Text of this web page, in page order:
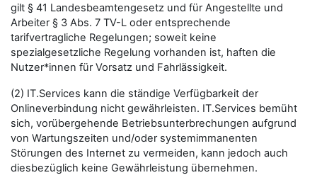
gilt § 41 Landesbeamtengesetz und für Angestellte und
Arbeiter § 3 Abs. 7 TV-L oder entsprechende
tarifvertragliche Regelungen; soweit keine
spezialgesetzliche Regelung vorhanden ist, haften die
Nutzer*innen für Vorsatz und Fahrlässigkeit.
(2) IT.Services kann die ständige Verfügbarkeit der
Onlineverbindung nicht gewährleisten. IT.Services bemüht
sich, vorübergehende Betriebsunterbrechungen aufgrund
von Wartungszeiten und/oder systemimmanenten
Störungen des Internet zu vermeiden, kann jedoch auch
diesbezüglich keine Gewährleistung übernehmen.